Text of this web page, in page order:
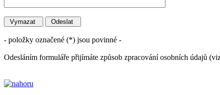
- položky označené (*) jsou povinné -
Odesláním formuláře přijímáte způsob zpracování osobních údajů